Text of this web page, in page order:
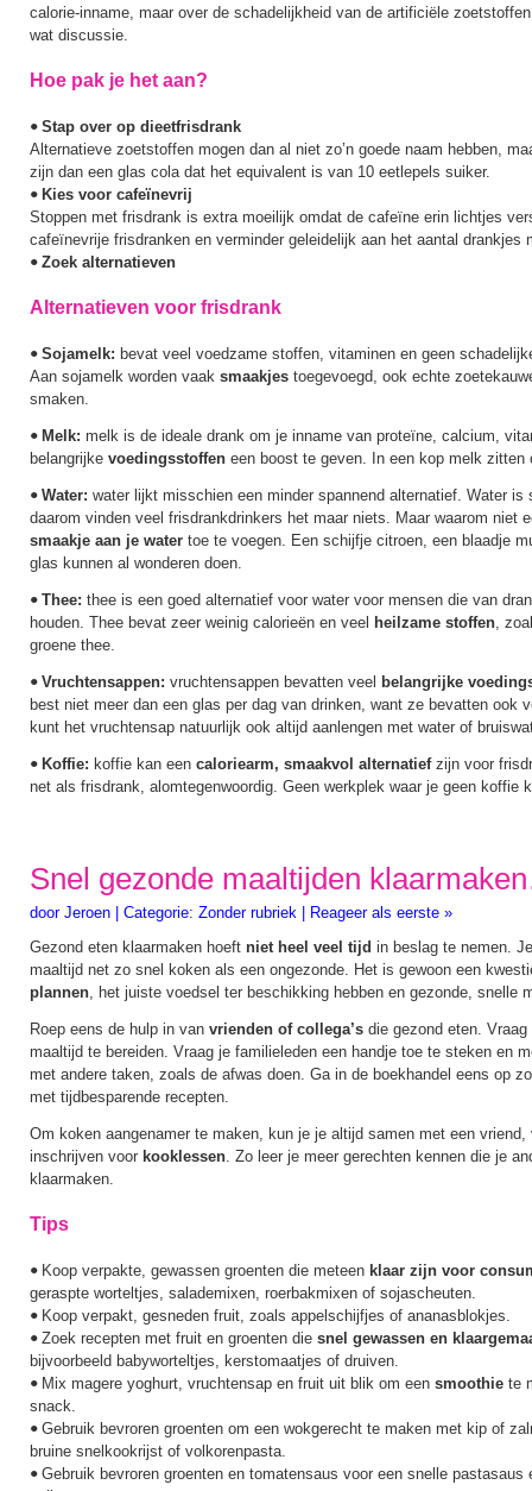
calorie-inname, maar over de schadelijkheid van de artificiële
wat discussie.
Hoe pak je het aan?
• Stap over op dieetfrisdrank
Alternatieve zoetstoffen mogen dan al niet zo’n goede naam hebben,
zijn dan een glas cola dat het equivalent is van 10 eetlepels suiker.
• Kies voor cafeïnevrij
Stoppen met frisdrank is extra moeilijk omdat de cafeïne erin lichtjes
cafeïnevrije frisdranken en verminder geleidelijk aan het aantal drankjes
• Zoek alternatieven
Alternatieven voor frisdrank
• Sojamelk: bevat veel voedzame stoffen, vitaminen en geen
Aan sojamelk worden vaak smaakjes toegevoegd, ook echte
smaken.
• Melk: melk is de ideale drank om je inname van proteïne, calcium,
belangrijke voedingsstoffen een boost te geven. In een kop melk zitten
• Water: water lijkt misschien een minder spannend alternatief. Water is
daarom vinden veel frisdrankdrinkers het maar niets. Maar waarom niet
smaakje aan je water toe te voegen. Een schijfje citroen, een blaadje
glas kunnen al wonderen doen.
• Thee: thee is een goed alternatief voor water voor mensen die van
houden. Thee bevat zeer weinig calorieën en veel heilzame stoffen,
groene thee.
• Vruchtensappen: vruchtensappen bevatten veel belangrijke
best niet meer dan een glas per dag van drinken, want ze bevatten ook
kunt het vruchtensap natuurlijk ook altijd aanlengen met water of
• Koffie: koffie kan een caloriearm, smaakvol alternatief zijn voor
net als frisdrank, alomtegenwoordig. Geen werkplek waar je geen koffie
Snel gezonde maaltijden
door Jeroen Categorie: Zonder rubriek
Reageer als eerste »
Gezond eten klaarmaken hoeft niet heel veel tijd in beslag te nemen.
maaltijd net zo snel koken als een ongezonde. Het is gewoon een
plannen, het juiste voedsel ter beschikking hebben en gezonde, snelle
Roep eens de hulp in van vrienden of collega’s die gezond eten.
maaltijd te bereiden. Vraag je familieleden een handje toe te steken en
met andere taken, zoals de afwas doen. Ga in de boekhandel eens op
met tijdbesparende recepten.
Om koken aangenamer te maken, kun je je altijd samen met een vriend,
inschrijven voor kooklessen. Zo leer je meer gerechten kennen die je
klaarmaken.
Tips
• Koop verpakte, gewassen groenten die meteen klaar zijn voor
geraspte worteltjes, salademixen, roerbakmixen of sojascheuten.
• Koop verpakt, gesneden fruit, zoals appelschijfjes of ananasblokjes.
• Zoek recepten met fruit en groenten die snel gewassen en
bijvoorbeeld babyworteltjes, kerstomaatjes of druiven.
• Mix magere yoghurt, vruchtensap en fruit uit blik om een smoothie te
snack.
• Gebruik bevroren groenten om een wokgerecht te maken met kip of
bruine snelkookrijst of volkorenpasta.
• Gebruik bevroren groenten en tomatensaus voor een snelle pastasaus